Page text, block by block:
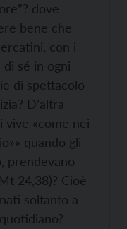
dove
bene che
con i
sé in ogni
di spettacolo
D’altra
vive «come nei
quando gli
prendevano
24,38)? Cioè
soltanto a